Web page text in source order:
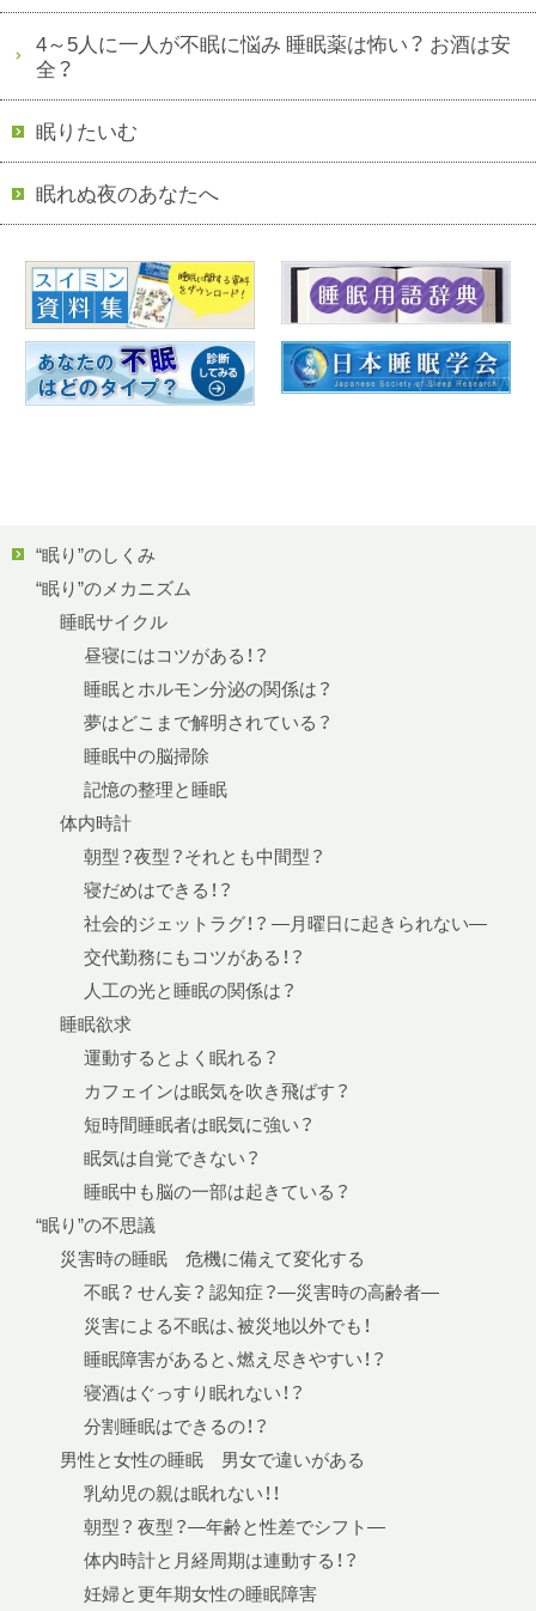
4～5人に一人が不眠に悩み 睡眠薬は怖い？ お酒は安
全？
眠りたいむ
眠れぬ夜のあなたへ
“眠り”のしくみ
“眠り”のメカニズム
睡眠サイクル
昼寝にはコツがある！？
睡眠とホルモン分泌の関係は？
夢はどこまで解明されている？
睡眠中の脳掃除
記憶の整理と睡眠
体内時計
朝型？夜型？それとも中間型？
寝だめはできる！？
社会的ジェットラグ！？ —月曜日に起きられない—
交代勤務にもコツがある！？
人工の光と睡眠の関係は？
睡眠欲求
運動するとよく眠れる？
カフェインは眠気を吹き飛ばす？
短時間睡眠者は眠気に強い？
眠気は自覚できない？
睡眠中も脳の一部は起きている？
“眠り”の不思議
災害時の睡眠 危機に備えて変化する
不眠？ せん妄？ 認知症？—災害時の高齢者—
災害による不眠は、被災地以外でも！
睡眠障害があると、燃え尽きやすい！？
寝酒はぐっすり眠れない！？
分割睡眠はできるの！？
男性と女性の睡眠 男女で違いがある
乳幼児の親は眠れない！！
朝型？ 夜型？—年齢と性差でシフト—
体内時計と月経周期は連動する！？
妊婦と更年期女性の睡眠障害